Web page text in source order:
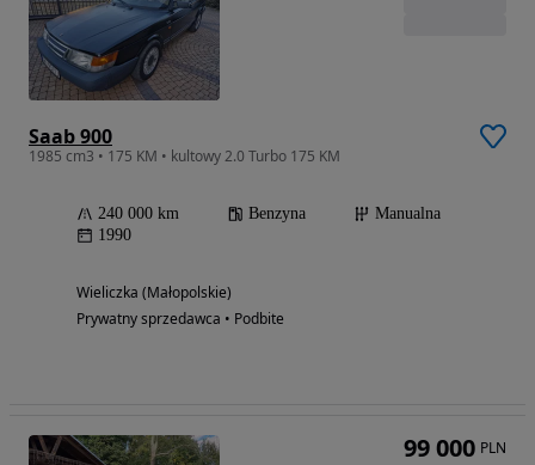
Saab 900
1985 cm3 • 175 KM • kultowy 2.0 Turbo 175 KM
240 000 km Benzyna
Manualna
1990
Wieliczka (Małopolskie)
Prywatny sprzedawca • Podbite
99 000 PLN